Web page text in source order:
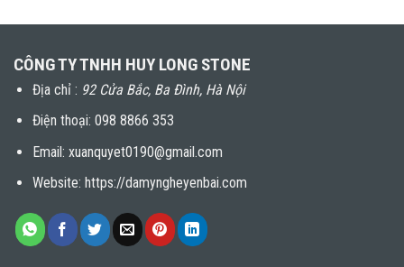
CÔNG TY TNHH HUY LONG STONE
Địa chỉ : 92 Cửa Bắc, Ba Đình, Hà Nội
Điện thoại: 098 8866 353
Email: xuanquyet0190@gmail.com
Website: https://damyngheyenbai.com